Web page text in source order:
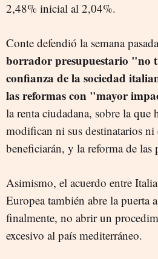
2,48% inicial al 2,04%.
Conte defendió la semana
borrador presupuestario "no
confianza de la sociedad
las reformas con "mayor
la renta ciudadana, sobre la que
modifican ni sus destinatarios
beneficiarán, y la reforma de las
Asimismo, el acuerdo entre
Europea también abre la puerta
finalmente, no abrir un
excesivo al país mediterráneo.